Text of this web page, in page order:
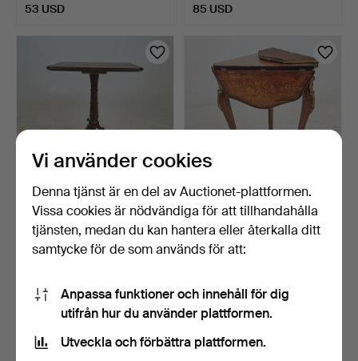
53 USD 85 USD
PELARBORD, sent 1800-
tal.
KLAFFBORD, Louis XV-stil,
1900-tal.
5 dagar
Vi använder cookies
Denna tjänst är en del av Auctionet-plattformen.
Vissa cookies är nödvändiga för att tillhandahålla
tjänsten, medan du kan hantera eller återkalla ditt
samtycke för de som används för att:
Anpassa funktioner och innehåll för dig
utifrån hur du använder plattformen.
Utveckla och förbättra plattformen.